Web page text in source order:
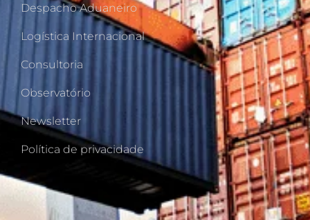
Despacho Aduaneiro
Logística Internacional
Consultoria
Observatório
Newsletter
Política de privacidade